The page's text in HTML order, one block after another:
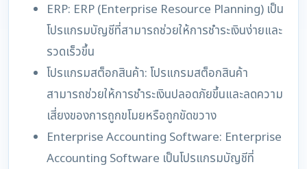
ERP: ERP (Enterprise Resource Planning) เป็น
โปรแกรมบัญชีที่สามารถช่วยให้การชำระเงินง่ายและ
รวดเร็วขึ้น
โปรแกรมสต็อกสินค้า: โปรแกรมสต็อกสินค้า
สามารถช่วยให้การชำระเงินปลอดภัยขึ้นและลดความ
เสี่ยงของการถูกขโมยหรือถูกขัดขวาง
Enterprise Accounting Software: Enterprise
Accounting Software เป็นโปรแกรมบัญชีที่